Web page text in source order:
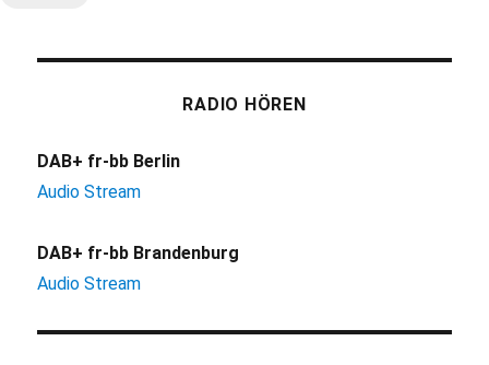
RADIO HÖREN
DAB+ fr-bb Berlin
Audio Stream
DAB+ fr-bb Brandenburg
Audio Stream